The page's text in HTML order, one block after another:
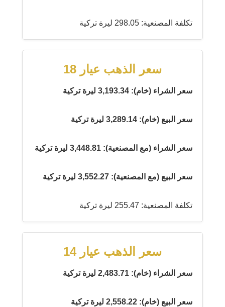
تكلفة المصنعية: 298.05 ليرة تركية
سعر الذهب عيار 18
سعر الشراء (خام): 3,193.34 ليرة تركية
سعر البيع (خام): 3,289.14 ليرة تركية
سعر الشراء (مع المصنعية): 3,448.81 ليرة تركية
سعر البيع (مع المصنعية): 3,552.27 ليرة تركية
تكلفة المصنعية: 255.47 ليرة تركية
سعر الذهب عيار 14
سعر الشراء (خام): 2,483.71 ليرة تركية
سعر البيع (خام): 2,558.22 ليرة تركية